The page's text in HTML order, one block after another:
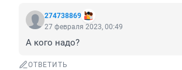
274738869
27 февраля 2023, 00:49
А кого надо?
ОТВЕТИТЬ